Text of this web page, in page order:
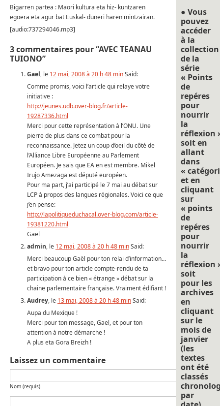
Bigarren partea : Maori kultura eta hiz- kuntzaren
egoera eta agur bat Euskal- duneri haren mintzairan.
[audio:737294046.mp3]
3 commentaires pour “AVEC TEANAU
TUIONO”
Gael, le 12 mai, 2008 à 20 h 48 minSaid:
Comme promis, voici l’article qui relaye votre
initiative :
http://jeunes.udb.over-blog.fr/article-
19287336.html
Merci pour cette représentation à l’ONU. Une
pierre de plus dans ce combat pour la
reconnaissance. Jetez un coup d’oeil du côté de
l’Alliance Libre Européenne au Parlement
Européen. Je sais que EA en est membre. Mikel
Irujo Amezaga est député européen.
Pour ma part, j’ai participé le 7 mai au débat sur
LCP à propos des langues régionales. Voici ce que
j’en pense:
http://lapolitiqueduchacal.over-blog.com/article-
19381220.html
Gael
admin, le 12 mai, 2008 à 20 h 48 minSaid:
Merci beaucoup Gaël pour ton relai d’information…
et bravo pour ton article compte-rendu de ta
participation à ce bien « étrange » débat sur la
chaine parlementaire française. Vraiment édifiant !
Audrey, le 13 mai, 2008 à 20 h 48 minSaid:
Aupa du Mexique !
Merci pour ton message, Gael, et pour ton
attention à notre démarche !
A plus eta Gora Breizh !
Laissez un commentaire
Nom (requis)
● Vous
pouvez
accéder
à la
collection
de la
série
« Points
de
repéres
pour
nourrir
la
réflexion
soit en
allant
dans
«
et en
cliquant
sur
« points
de
repéres
pour
nourrir
la
réflexion
soit
pour les
archives
en
cliquant
sur le
mois de
janvier
(les
textes
ont été
classés
par